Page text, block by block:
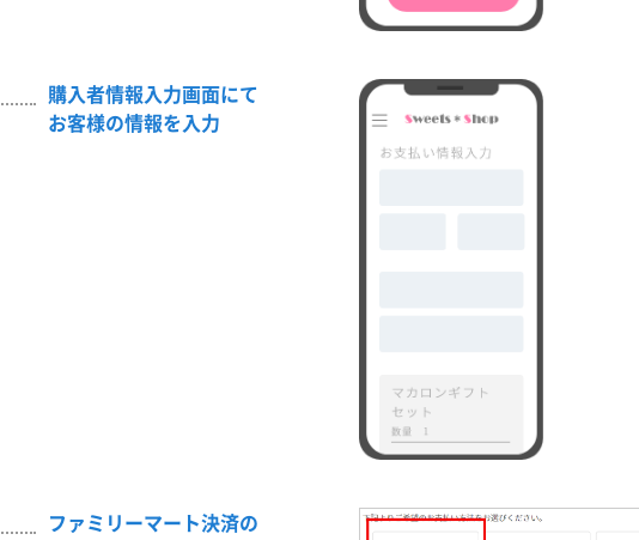
購入者情報入力画面にて
お客様の情報を入力
ファミリーマート決済の